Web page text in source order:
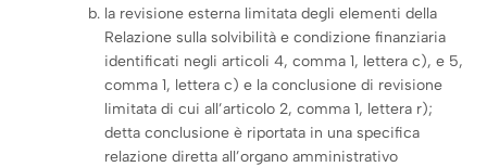
la revisione esterna limitata degli elementi della
Relazione sulla solvibilità e condizione finanziaria
identificati negli articoli 4, comma 1, lettera c), e 5,
comma 1, lettera c) e la conclusione di revisione
limitata di cui all’articolo 2, comma 1, lettera r);
detta conclusione è riportata in una specifica
relazione diretta all’organo amministrativo